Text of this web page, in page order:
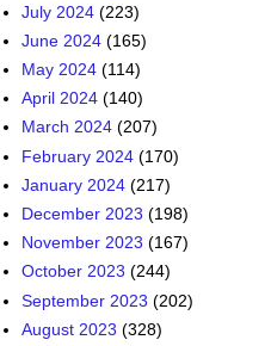
July 2024 (223)
June 2024 (165)
May 2024 (114)
April 2024 (140)
March 2024 (207)
February 2024 (170)
January 2024 (217)
December 2023 (198)
November 2023 (167)
October 2023 (244)
September 2023 (202)
August 2023 (328)